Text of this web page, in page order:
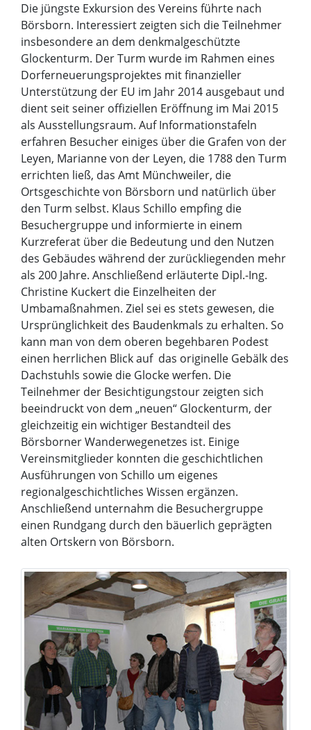
Die jüngste Exkursion des Vereins führte nach
Börsborn. Interessiert zeigten sich die Teilnehmer
insbesondere an dem denkmalgeschützte
Glockenturm. Der Turm wurde im Rahmen eines
Dorferneuerungsprojektes mit finanzieller
Unterstützung der EU im Jahr 2014 ausgebaut und
dient seit seiner offiziellen Eröffnung im Mai 2015
als Ausstellungsraum. Auf Informationstafeln
erfahren Besucher einiges über die Grafen von der
Leyen, Marianne von der Leyen, die 1788 den Turm
errichten ließ, das Amt Münchweiler, die
Ortsgeschichte von Börsborn und natürlich über
den Turm selbst. Klaus Schillo empfing die
Besuchergruppe und informierte in einem
Kurzreferat über die Bedeutung und den Nutzen
des Gebäudes während der zurückliegenden mehr
als 200 Jahre. Anschließend erläuterte Dipl.-Ing.
Christine Kuckert die Einzelheiten der
Umbamaßnahmen. Ziel sei es stets gewesen, die
Ursprünglichkeit des Baudenkmals zu erhalten. So
kann man von dem oberen begehbaren Podest
einen herrlichen Blick auf das originelle Gebälk des
Dachstuhls sowie die Glocke werfen. Die
Teilnehmer der Besichtigungstour zeigten sich
beeindruckt von dem „neuen“ Glockenturm, der
gleichzeitig ein wichtiger Bestandteil des
Börsborner Wanderwegenetzes ist. Einige
Vereinsmitglieder konnten die geschichtlichen
Ausführungen von Schillo um eigenes
regionalgeschichtliches Wissen ergänzen.
Anschließend unternahm die Besuchergruppe
einen Rundgang durch den bäuerlich geprägten
alten Ortskern von Börsborn.